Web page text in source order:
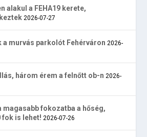
alakul a FEHA19 kerete,
2026-07-27
a murvás parkolót Fehérváron 2026-
három érem a felnőtt ob-n 2026-
fokozatba a hőség,
fok is lehet! 2026-07-26